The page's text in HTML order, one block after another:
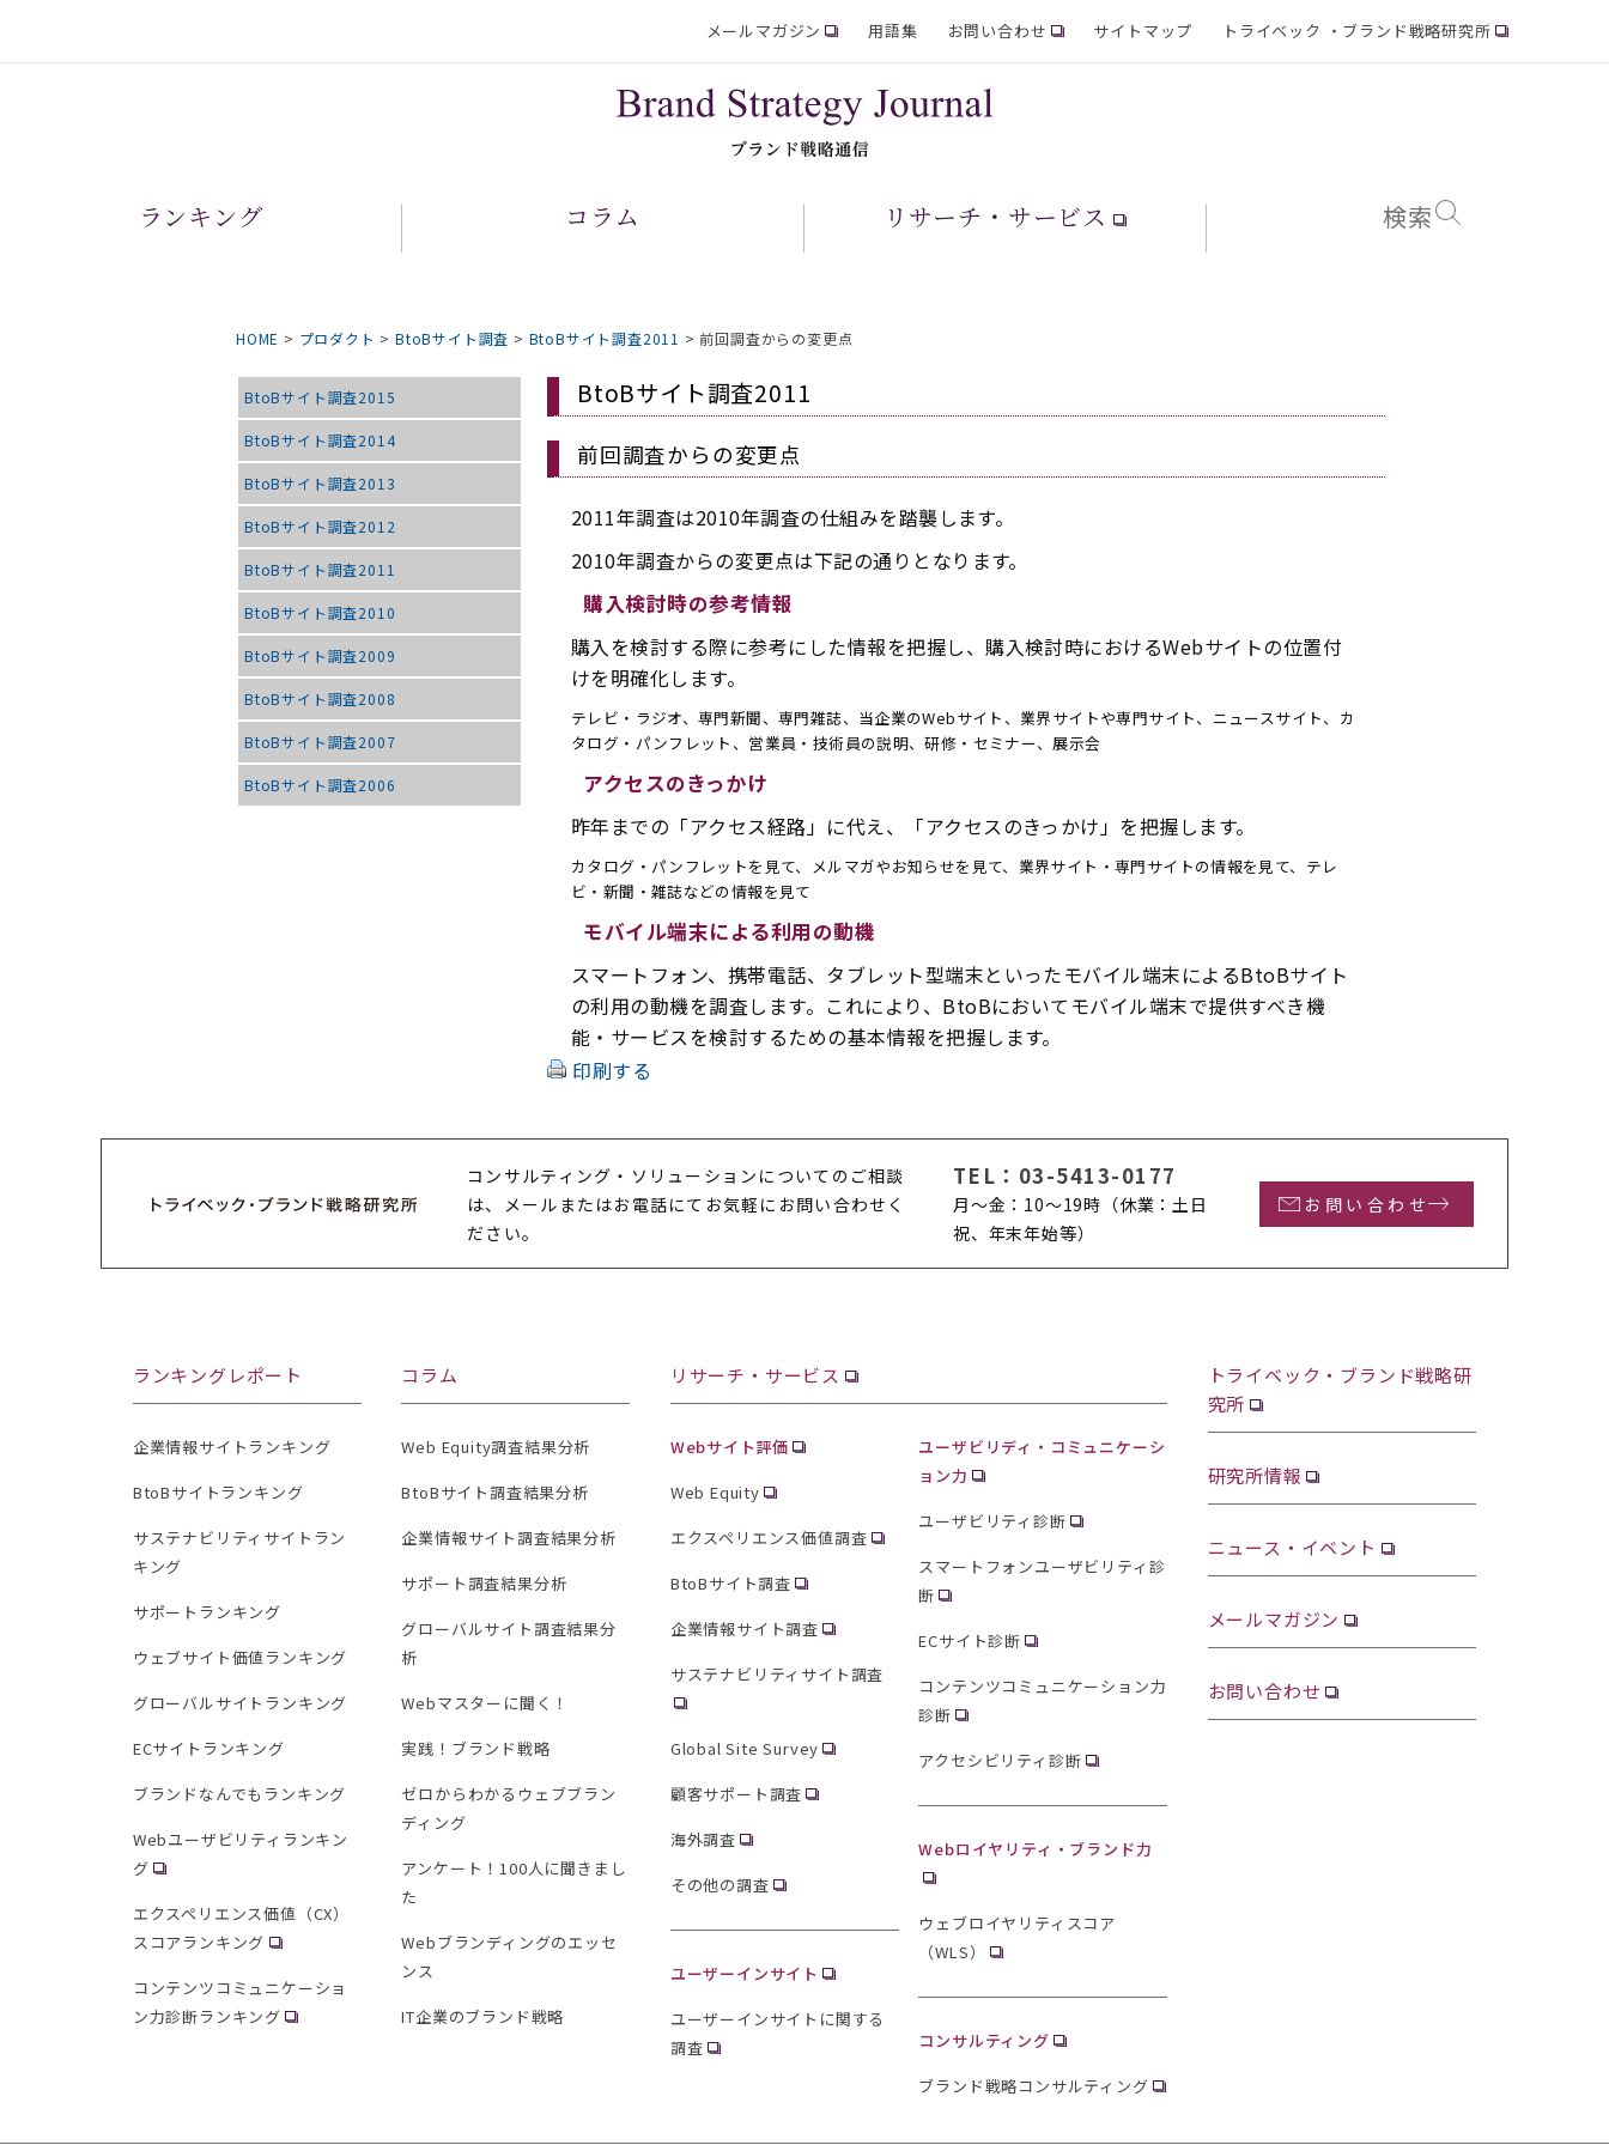
メールマガジン 用語集 お問い合わせ サイトマップ トライベック ・ブランド戦略研究所
ランキング コラム リサーチ・サービス 検索
HOME > プロダクト >BtoBサイト調査 > BtoBサイト調査2011 > 前回調査からの変更点
BtoBサイト調査2015
BtoBサイト調査2014
BtoBサイト調査2013
BtoBサイト調査2012
BtoBサイト調査2011
BtoBサイト調査2010
BtoBサイト調査2009
BtoBサイト調査2008
BtoBサイト調査2007
BtoBサイト調査2006
BtoBサイト調査2011
前回調査からの変更点
2011年調査は2010年調査の仕組みを踏襲します。
2010年調査からの変更点は下記の通りとなります。
購入検討時の参考情報
購入を検討する際に参考にした情報を把握し、購入検討時におけるWebサイトの位置付
けを明確化します。
テレビ・ラジオ、専門新聞、専門雑誌、当企業のWebサイト、業界サイトや専門サイト、ニュースサイト、カ
タログ・パンフレット、営業員・技術員の説明、研修・セミナー、展示会
アクセスのきっかけ
昨年までの「アクセス経路」に代え、「アクセスのきっかけ」を把握します。
カタログ・パンフレットを見て、メルマガやお知らせを見て、業界サイト・専門サイトの情報を見て、テレ
ビ・新聞・雑誌などの情報を見て
モバイル端末による利用の動機
スマートフォン、携帯電話、タブレット型端末といったモバイル端末によるBtoBサイト
の利用の動機を調査します。これにより、BtoBにおいてモバイル端末で提供すべき機
能・サービスを検討するための基本情報を把握します。
印刷する
コンサルティング・ソリューションについてのご相談
は、メールまたはお電話にてお気軽にお問い合わせく
ださい。
TEL： 03-5413-0177
月〜金：10〜19時 （休業：土日
祝、年末年始等）
お問い合わせ
ランキングレポート
企業情報サイトランキング
BtoBサイトランキング
サステナビリティサイトラン
キング
サポートランキング
ウェブサイト価値ランキング
グローバルサイトランキング
ECサイトランキング
ブランドなんでもランキング
Webユーザビリティランキン
グ
エクスペリエンス価値（CX）
スコアランキング
コンテンツコミュニケーショ
ン力診断ランキング
コラム
Web Equity調査結果分析
BtoBサイト調査結果分析
企業情報サイト調査結果分析
サポート調査結果分析
グローバルサイト調査結果分
析
Webマスターに聞く！
実践！ブランド戦略
ゼロからわかるウェブブラン
ディング
アンケート！100人に聞きまし
た
Webブランディングのエッセ
ンス
IT企業のブランド戦略
リサーチ・サービス
Webサイト評価
Web Equity
エクスペリエンス価値調査
BtoBサイト調査
企業情報サイト調査
サステナビリティサイト調査
Global Site Survey
顧客サポート調査
海外調査
その他の調査
ユーザーインサイト
ユーザーインサイトに関する
調査
ユーザビリディ・コミュニケーシ
ョン力
ユーザビリティ診断
スマートフォンユーザビリティ診
断
ECサイト診断
コンテンツコミュニケーション力
診断
アクセシビリティ診断
Webロイヤリティ・ブランド力
ウェブロイヤリティスコア
（WLS）
コンサルティング
ブランド戦略コンサルティング
トライベック・ブランド戦略研
究所
研究所情報
ニュース・イベント
メールマガジン
お問い合わせ